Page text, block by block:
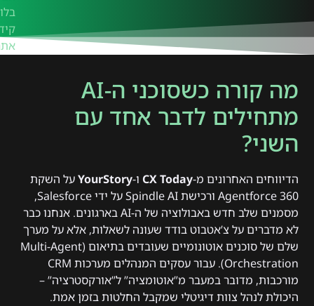
מה קורה כשסוכני ה-AI
מתחילים לדבר אחד עם
השני?
הדיווחים האחרונים מ-CX Today ו-YourStoryעל השקת
Agentforce 360 ורכישת Spindle AI על ידי Salesforce,
מסמנים שלב חדש באבולוציה של ה-AI בארגונים. אנחנו כבר
לא מדברים על צ’אטבוט בודד שעונה לשאלות, אלא על מערך
שלם של סוכנים אוטונומיים שעובדים בתיאום (Multi-Agent
Orchestration). עבור עסקים המנהלים מערכות CRM
מורכבות, מדובר במעבר מ”אוטומציה” ל”אורקסטרציה” –
היכולת לנהל צוות דיגיטלי שמקבל החלטות בזמן אמת.